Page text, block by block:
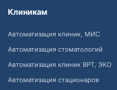
Клиникам
Автоматизация клиник, МИС
Автоматизация стоматологий
Автоматизация клиник ВРТ, ЭКО
Автоматизация стационаров